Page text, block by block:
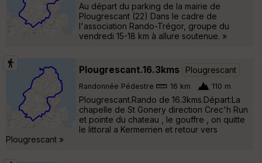
Au départ du parking de la mairie de
Plougrescant (22) Dans le cadre de
l'association Rando-Trégor, groupe du
vendredi 15-18 km à allure soutenue. »
Plougrescant.16.3kms Plougrescant
Randonnée Pédestre 16 km 110 m
Plougrescant.Rando de 16.3kms.Départ:La
chapelle de St Gonery direction Crec'h Run
et pointe du chateau , le gouffre , on quitte
le littoral a Kermerrien et retour vers
Plougrescant »